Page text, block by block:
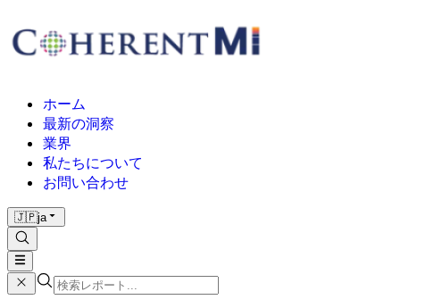
ホーム
最新の洞察
業界
私たちについて
お問い合わせ
🇯🇵ja